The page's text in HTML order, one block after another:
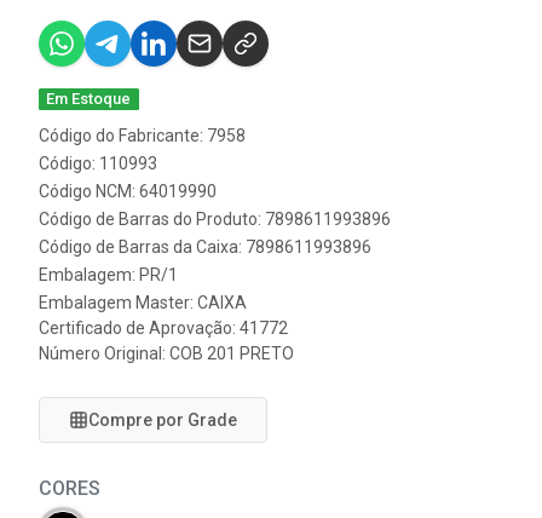
Em Estoque
Código do Fabricante: 7958
Código: 110993
Código NCM: 64019990
Código de Barras do Produto: 7898611993896
Código de Barras da Caixa: 7898611993896
Embalagem: PR/1
Embalagem Master: CAIXA
Certificado de Aprovação: 41772
Número Original: COB 201 PRETO
Compre por Grade
CORES